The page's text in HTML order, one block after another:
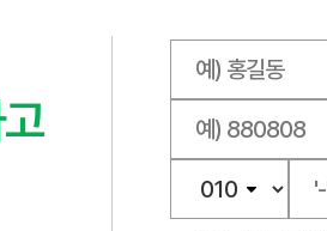
정, 보험 비교사이트 활용 등으로 메리